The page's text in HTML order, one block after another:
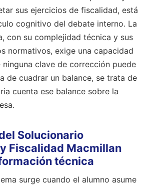
sus ejercicios de fiscalidad, está
cognitivo del debate interno. La
con su complejidad técnica y sus
normativos, exige una capacidad
clave de corrección puede
de cuadrar un balance, se trata de
cuenta ese balance sobre la
Solucionario
Fiscalidad Macmillan
técnica
surge cuando el alumno asume